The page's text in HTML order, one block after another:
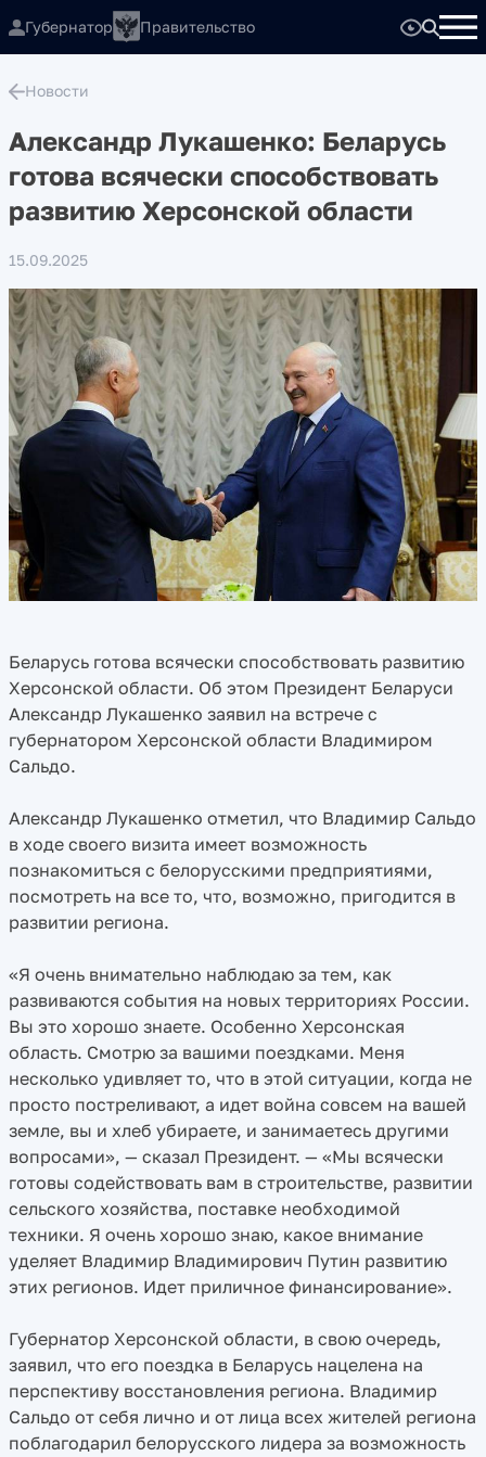
Губернатор Правительство
Новости
Александр Лукашенко: Беларусь
готова всячески способствовать
развитию Херсонской области
15.09.2025
Беларусь готова всячески способствовать развитию
Херсонской области. Об этом Президент Беларуси
Александр Лукашенко заявил на встрече с
губернатором Херсонской области Владимиром
Сальдо.
Александр Лукашенко отметил, что Владимир Сальдо
в ходе своего визита имеет возможность
познакомиться с белорусскими предприятиями,
посмотреть на все то, что, возможно, пригодится в
развитии региона.
«Я очень внимательно наблюдаю за тем, как
развиваются события на новых территориях России.
Вы это хорошо знаете. Особенно Херсонская
область. Смотрю за вашими поездками. Меня
несколько удивляет то, что в этой ситуации, когда не
просто постреливают, а идет война совсем на вашей
земле, вы и хлеб убираете, и занимаетесь другими
вопросами», — сказал Президент. — «Мы всячески
готовы содействовать вам в строительстве, развитии
сельского хозяйства, поставке необходимой
техники. Я очень хорошо знаю, какое внимание
уделяет Владимир Владимирович Путин развитию
этих регионов. Идет приличное финансирование».
Губернатор Херсонской области, в свою очередь,
заявил, что его поездка в Беларусь нацелена на
перспективу восстановления региона. Владимир
Сальдо от себя лично и от лица всех жителей региона
поблагодарил белорусского лидера за возможность